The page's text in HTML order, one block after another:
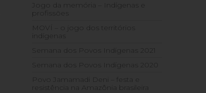
Jogo da memória – Indígenas e
profissões
MOVÍ – o jogo dos territórios
indígenas
Semana dos Povos Indígenas 2021
Semana dos Povos Indígenas 2020
Povo Jamamadi Deni – festa e
resistência na Amazônia brasileira